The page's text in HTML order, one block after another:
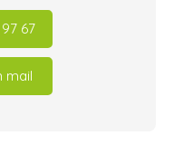
67
mail